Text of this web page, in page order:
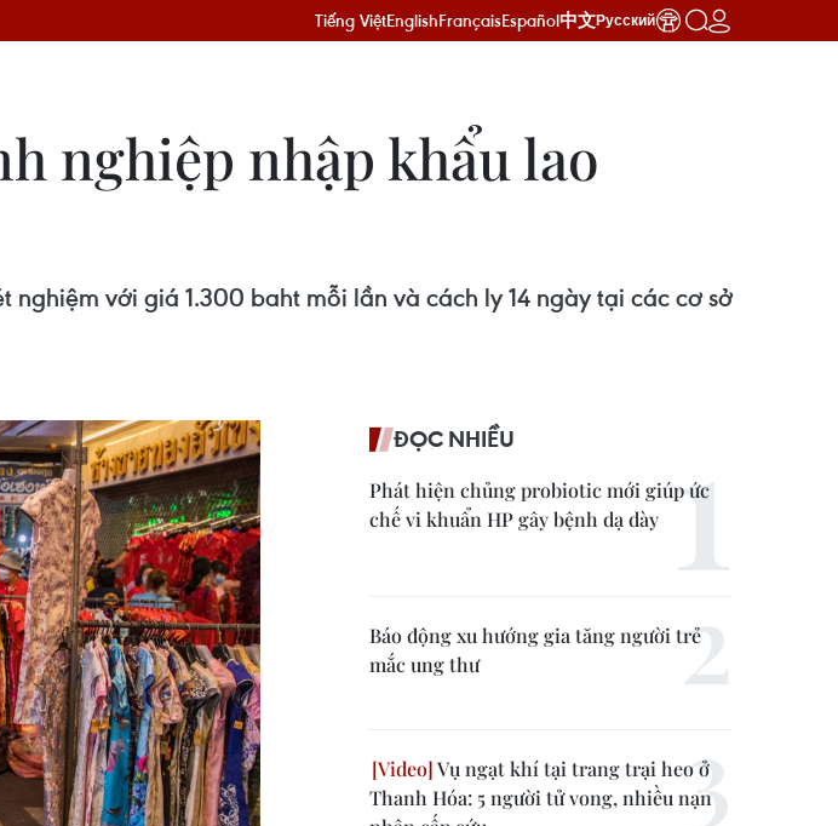
Tiếng ViệtEnglishFrançaisEspañol中文Русский
nghiệp nhập khẩu lao
với giá 1.300 baht mỗi lần và cách ly 14 ngày tại các cơ sở
ĐỌC NHIỀU
Phát hiện chủng probiotic mới giúp ức
chế vi khuẩn HP gây bệnh dạ dày
Báo động xu hướng gia tăng người trẻ
mắc ung thư
Vụ ngạt khí tại trang trại heo ở
Thanh Hóa: 5 người tử vong, nhiều nạn